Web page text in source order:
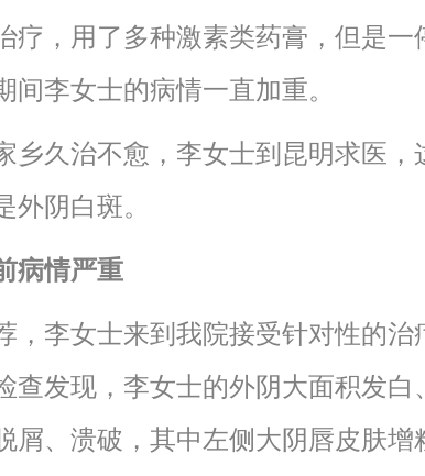
疗，用了多种激素类药膏，但是一
间李女士的病情一直加重。
久治不愈，李女士到昆明求医，
外阴白斑。
病情严重
李女士来到我院接受针对性的治
查发现，李女士的外阴大面积发白
屑、溃破，其中左侧大阴唇皮肤增